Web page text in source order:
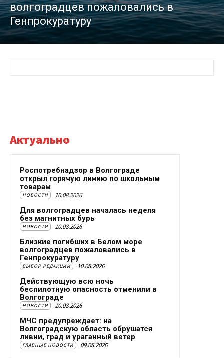
волгоградцев пожаловались в
Генпрокуратуру
Актуально
Роспотребнадзор в Волгограде
открыл горячую линию по школьным
товарам
НОВОСТИ 10.08.2026
Для волгоградцев началась неделя
без магнитных бурь
НОВОСТИ 10.08.2026
Близкие погибших в Белом море
волгоградцев пожаловались в
Генпрокуратуру
ВЫБОР РЕДАКЦИИ 10.08.2026
Действующую всю ночь
беспилотную опасность отменили в
Волгограде
НОВОСТИ 10.08.2026
МЧС предупреждает: на
Волгоградскую область обрушатся
ливни, град и ураганный ветер
ГЛАВНЫЕ НОВОСТИ 09.08.2026